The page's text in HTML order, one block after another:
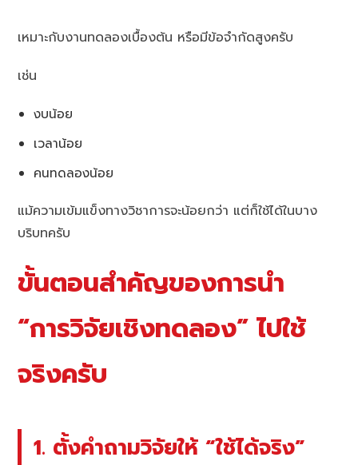
เหมาะกับงานทดลองเบื้องต้น หรือมีข้อจำกัดสูงครับ
เช่น
งบน้อย
เวลาน้อย
คนทดลองน้อย
แม้ความเข้มแข็งทางวิชาการจะน้อยกว่า แต่ก็ใช้ได้ในบาง
บริบทครับ
ขั้นตอนสำคัญของการนำ
“การวิจัยเชิงทดลอง” ไปใช้
จริงครับ
1. ตั้งคำถามวิจัยให้ “ใช้ได้จริง”